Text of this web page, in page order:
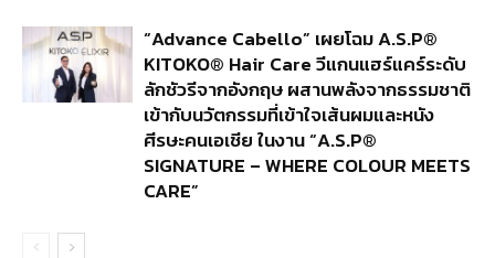
“Advance Cabello” เผยโฉม A.S.P®
KITOKO® Hair Care วีแกนแฮร์แคร์ระดับ
ลักชัวรีจากอังกฤษ ผสานพลังจากธรรมชาติ
เข้ากับนวัตกรรมที่เข้าใจเส้นผมและหนัง
ศีรษะคนเอเชีย ในงาน “A.S.P®
SIGNATURE – WHERE COLOUR MEETS
CARE”